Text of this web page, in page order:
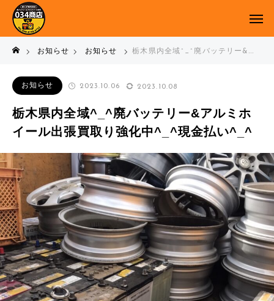
お知らせ お知らせ 栃木県内全域^_^廃バッテリー&アルミホイール出張買取り強化中^_^現金払い^_^
お知らせ 2023.10.06 2023.10.08
栃木県内全域^_^廃バッテリー&アルミホ
イール出張買取り強化中^_^現金払い^_^